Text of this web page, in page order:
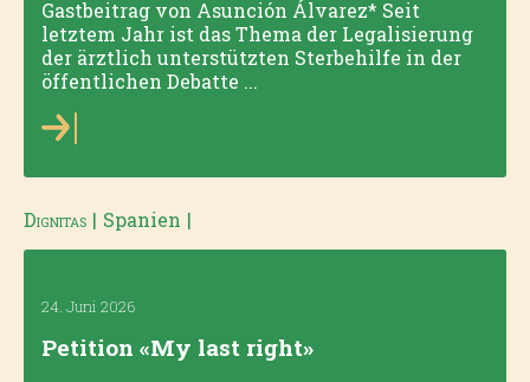
Gastbeitrag von Asunción Álvarez* Seit
letztem Jahr ist das Thema der Legalisierung
der ärztlich unterstützten Sterbehilfe in der
öffentlichen Debatte ...
Dignitas | Spanien |
24. Juni 2026
Petition «My last right»